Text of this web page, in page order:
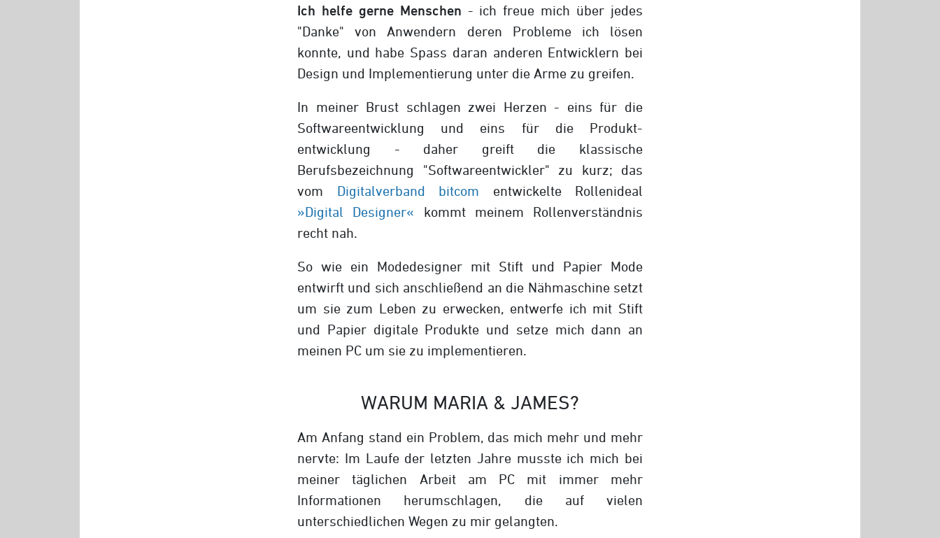
Ich helfe gerne Menschen - ich freue mich über jedes
"Danke" von Anwendern deren Probleme ich lösen
konnte, und habe Spass daran anderen Entwicklern bei
Design und Implementierung unter die Arme zu greifen.
In meiner Brust schlagen zwei Herzen - eins für die
Softwareentwicklung und eins für die Produkt­
entwicklung - daher greift die klassische
Berufsbezeichnung "Softwareentwickler" zu kurz; das
vom Digitalverband bitcom entwickelte Rollenideal
»Digital Designer« kommt meinem Rollenverständnis
recht nah.
So wie ein Modedesigner mit Stift und Papier Mode
entwirft und sich anschließend an die Nähmaschine setzt
um sie zum Leben zu erwecken, entwerfe ich mit Stift
und Papier digitale Produkte und setze mich dann an
meinen PC um sie zu implementieren.
WARUM MARIA & JAMES?
Am Anfang stand ein Problem, das mich mehr und mehr
nervte: Im Laufe der letzten Jahre musste ich mich bei
meiner täglichen Arbeit am PC mit immer mehr
Informationen herumschlagen, die auf vielen
unterschiedlichen Wegen zu mir gelangten.